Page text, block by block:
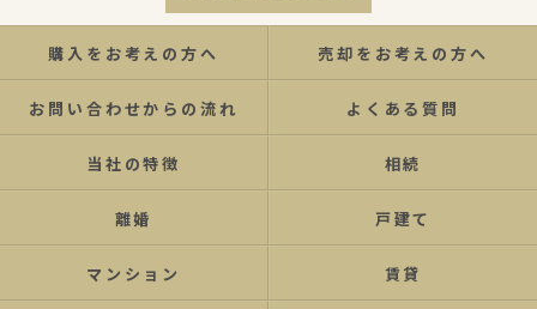
購入をお考えの方へ 売却をお考えの方へ
お問い合わせからの流れ よくある質問
当社の特徴 相続
離婚 戸建て
マンション 賃貸